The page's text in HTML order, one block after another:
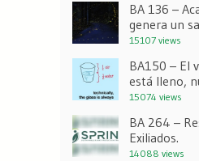
BA 136 –
genera un
15107 views
BA150 – El
está lleno,
15074 views
BA 264 –
Exiliados.
14088 views